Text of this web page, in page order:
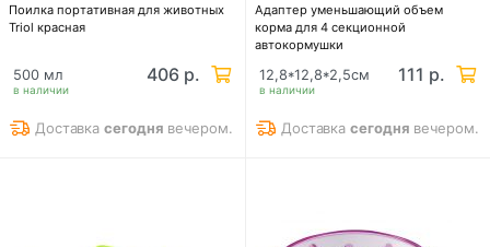
Поилка портативная для животных
Triol красная
в наличии
500 мл 406 р.
Доставкасегодня вечером.
Адаптер уменьшающий объем
корма для 4 секционной
автокормушки
в наличии
12,8*12,8*2,5см 111 р.
Доставкасегодня вечером.